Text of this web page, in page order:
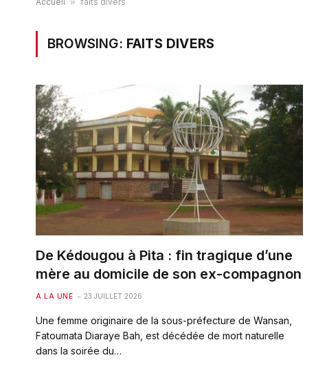
BROWSING: FAITS DIVERS
De Kédougou à Pita : fin tragique d’une
mère au domicile de son ex-compagnon
A LA UNE 23 JUILLET 2026
Une femme originaire de la sous-préfecture de Wansan,
Fatoumata Diaraye Bah, est décédée de mort naturelle
dans la soirée du…